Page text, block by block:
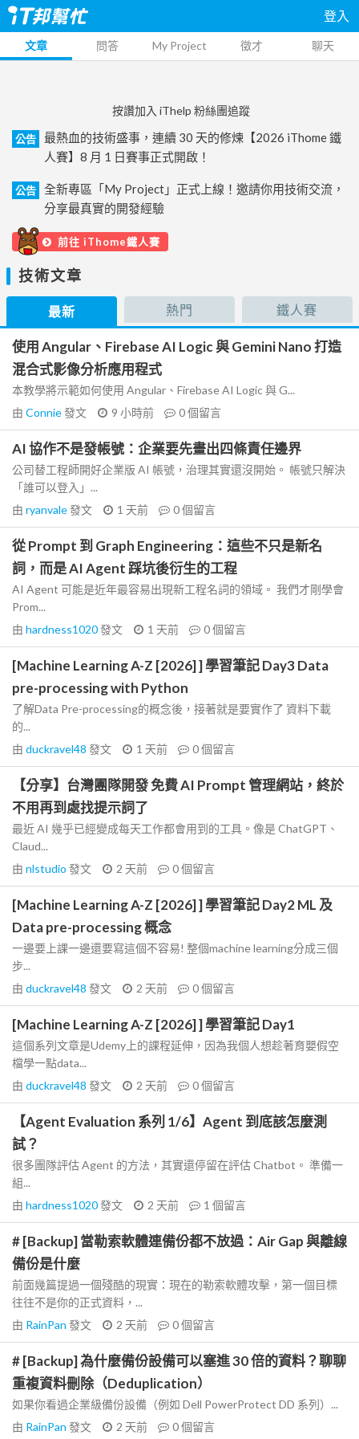
登入
文章 問答 My Project 徵才 聊天
按讚加入 iThelp 粉絲團追蹤
公告
最熱血的技術盛事，連續 30 天的修煉【2026 iThome 鐵
人賽】8 月 1 日賽事正式開啟！
公告
全新專區「My Project」正式上線！邀請你用技術交流，
分享最真實的開發經驗
前往 iThome鐵人賽
技術文章
最新 熱門 鐵人賽
使用 Angular、Firebase AI Logic 與 Gemini Nano 打造
混合式影像分析應用程式
本教學將示範如何使用 Angular、Firebase AI Logic 與 G...
由 Connie發文 9 小時前 0個留言
AI 協作不是發帳號：企業要先畫出四條責任邊界
公司替工程師開好企業版 AI 帳號，治理其實還沒開始。 帳號只解決
「誰可以登入」...
由 ryanvale發文 1 天前 0個留言
從 Prompt 到 Graph Engineering：這些不只是新名
詞，而是 AI Agent 踩坑後衍生的工程
AI Agent 可能是近年最容易出現新工程名詞的領域。 我們才剛學會
Prom...
由 hardness1020發文 1 天前 0個留言
[Machine Learning A-Z [2026] ] 學習筆記 Day3 Data
pre-processing with Python
了解Data Pre-processing的概念後，接著就是要實作了 資料下載
的...
由 duckravel48 發文 1 天前 0個留言
【分享】台灣團隊開發 免費 AI Prompt 管理網站，終於
不用再到處找提示詞了
最近 AI 幾乎已經變成每天工作都會用到的工具。像是 ChatGPT、
Claud...
由 nlstudio 發文 2 天前 0個留言
[Machine Learning A-Z [2026] ] 學習筆記 Day2 ML 及
Data pre-processing 概念
一邊要上課一邊還要寫這個不容易! 整個machine learning分成三個
步...
由 duckravel48 發文 2 天前 0個留言
[Machine Learning A-Z [2026] ] 學習筆記 Day1
這個系列文章是Udemy上的課程延伸，因為我個人想趁著育嬰假空
檔學一點data...
由 duckravel48 發文 2 天前 0個留言
【Agent Evaluation 系列 1/6】Agent 到底該怎麼測
試？
很多團隊評估 Agent 的方法，其實還停留在評估 Chatbot。 準備一
組...
由 hardness1020發文 2 天前 1 個留言
# [Backup] 當勒索軟體連備份都不放過：Air Gap 與離線
備份是什麼
前面幾篇提過一個殘酷的現實：現在的勒索軟體攻擊，第一個目標
往往不是你的正式資料，...
由 RainPan 發文 2 天前 0個留言
# [Backup] 為什麼備份設備可以塞進 30 倍的資料？聊聊
重複資料刪除（Deduplication）
如果你看過企業級備份設備（例如 Dell PowerProtect DD 系列）...
由 RainPan 發文 2 天前 0個留言